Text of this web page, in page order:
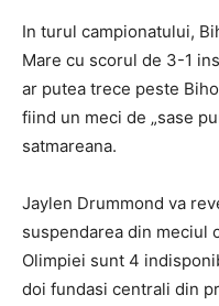
In turul campionatului,
Mare cu scorul de 3-1
ar putea trece peste
fiind un meci de „sase
satmareana.
Jaylen Drummond va
suspendarea din meciul
Olimpiei sunt 4
doi fundasi centrali din